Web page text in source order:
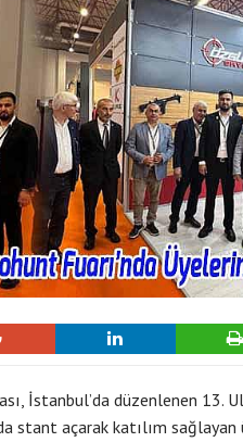
İstanbul’da düzenlenen 13.
stant açarak katılım